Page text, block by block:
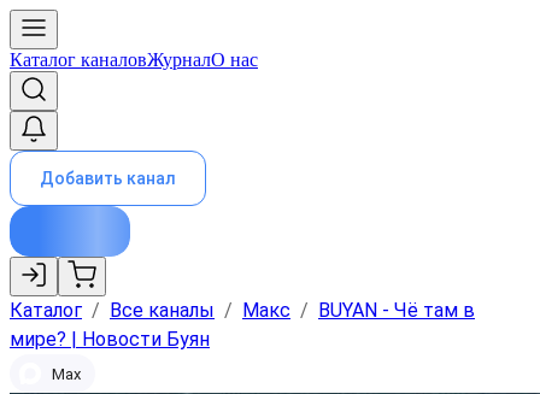
Каталог каналовЖурналО нас
Добавить канал
Каталог / Все каналы / Макс / BUYAN - Чё там в
мире? | Новости Буян
Max